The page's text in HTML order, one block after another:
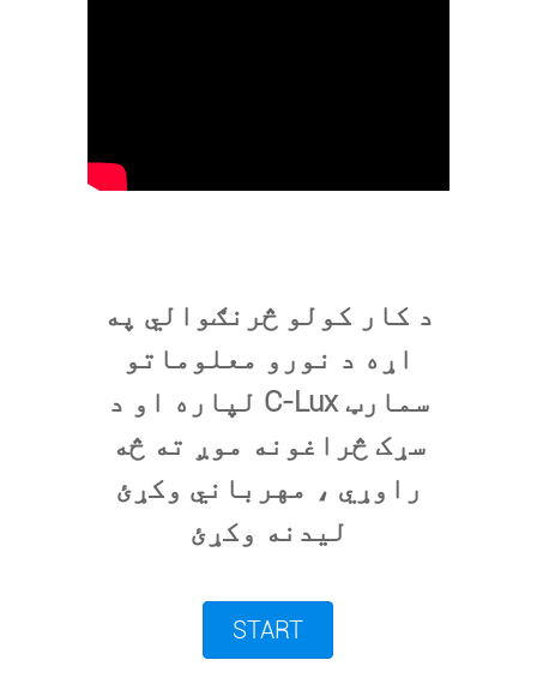
د کار کولو څرنګوالي په
اړه د نورو معلوماتو
لپاره او د C-Lux سمارټ
سړک څراغونه موږ ته څه
راوړي ، مهرباني وکړئ
لیدنه وکړئ
START